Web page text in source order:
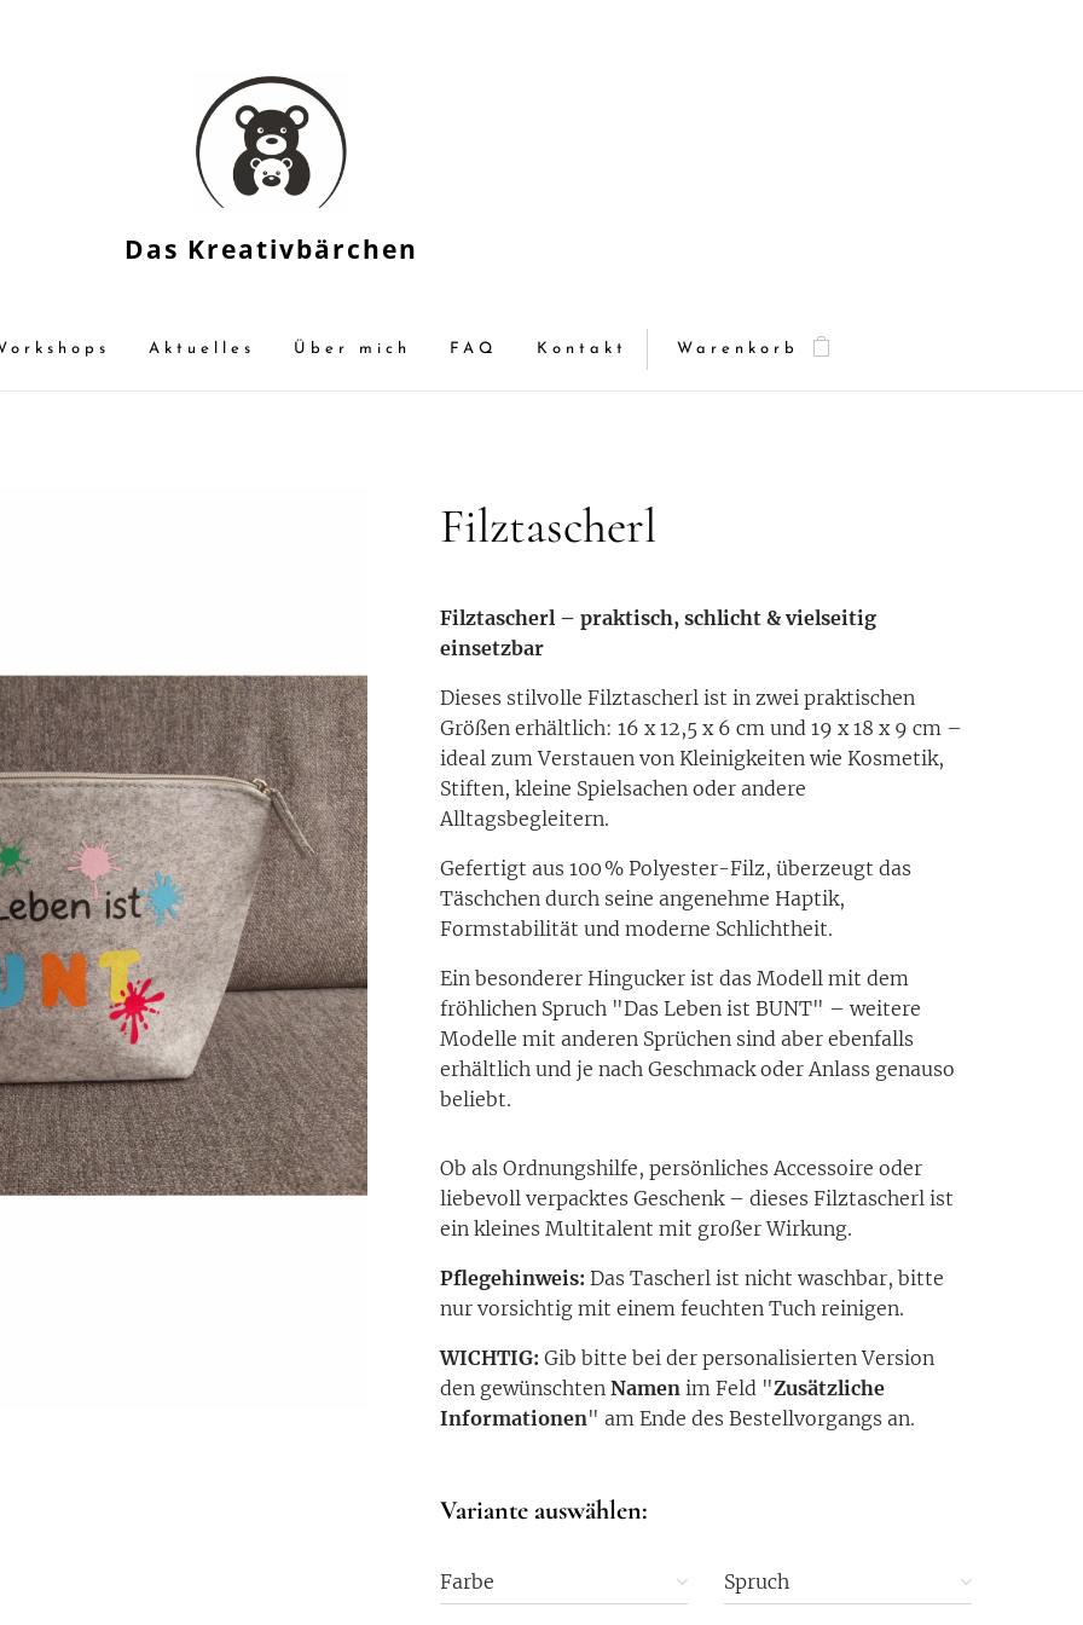
Das Kreativbärchen
Aktuelles Über mich FAQ Kontakt Warenkorb
Filztascherl
Größen
Farben
Filztascherl – praktisch, schlicht & vielseitig
einsetzbar
Dieses stilvolle Filztascherl ist in zwei praktischen
Größen erhältlich: 16 x 12,5 x 6 cm und 19 x 18 x 9 cm –
ideal zum Verstauen von Kleinigkeiten wie Kosmetik,
Stiften, kleine Spielsachen oder andere
Alltagsbegleitern.
Gefertigt aus 100 % Polyester-Filz, überzeugt das
Täschchen durch seine angenehme Haptik,
Formstabilität und moderne Schlichtheit.
Ein besonderer Hingucker ist das Modell mit dem
fröhlichen Spruch "Das Leben ist BUNT" – weitere
Modelle mit anderen Sprüchen sind aber ebenfalls
erhältlich und je nach Geschmack oder Anlass genauso
beliebt.
Ob als Ordnungshilfe, persönliches Accessoire oder
liebevoll verpacktes Geschenk – dieses Filztascherl ist
ein kleines Multitalent mit großer Wirkung.
Pflegehinweis: Das Tascherl ist nicht waschbar, bitte
nur vorsichtig mit einem feuchten Tuch reinigen.
WICHTIG: Gib bitte bei der personalisierten Version
den gewünschten Namen im Feld "Zusätzliche
Informationen" am Ende des Bestellvorgangs an.
Variante auswählen:
Farbe Spruch